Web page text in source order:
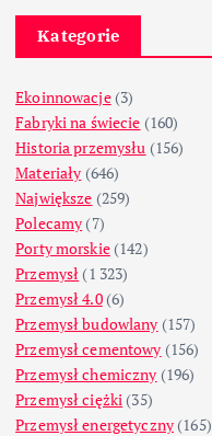
Kategorie
Ekoinnowacje(3)
Fabryki na świecie (160)
Historia przemysłu (156)
Materiały (646)
Największe (259)
Polecamy (7)
Porty morskie(142)
Przemysł (1 323)
Przemysł 4.0(6)
Przemysł budowlany (157)
Przemysł cementowy (156)
Przemysł chemiczny (196)
Przemysł ciężki (35)
Przemysł energetyczny (165)